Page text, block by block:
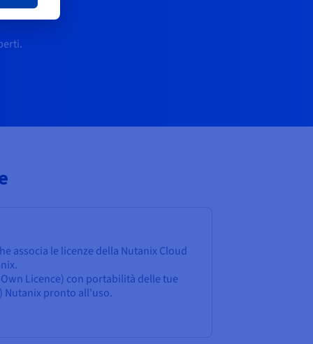
associa le licenze della Nutanix Cloud
Licence) con portabilità delle tue
Nutanix pronto all'uso.